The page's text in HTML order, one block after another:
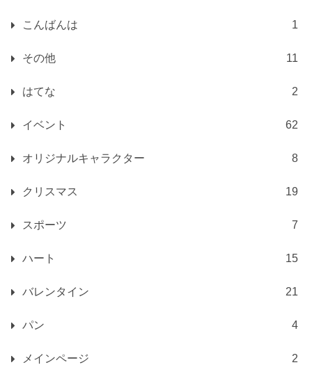
こんばんは 1
その他 11
はてな 2
イベント 62
オリジナルキャラクター 8
クリスマス 19
スポーツ 7
ハート 15
バレンタイン 21
パン 4
メインページ 2